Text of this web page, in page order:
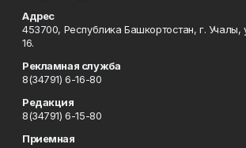
Адрес
453700, Республика Башкортостан, г. Учалы,
16.
Рекламная служба
8(34791) 6-16-80
Редакция
8(34791) 6-15-80
Приемная